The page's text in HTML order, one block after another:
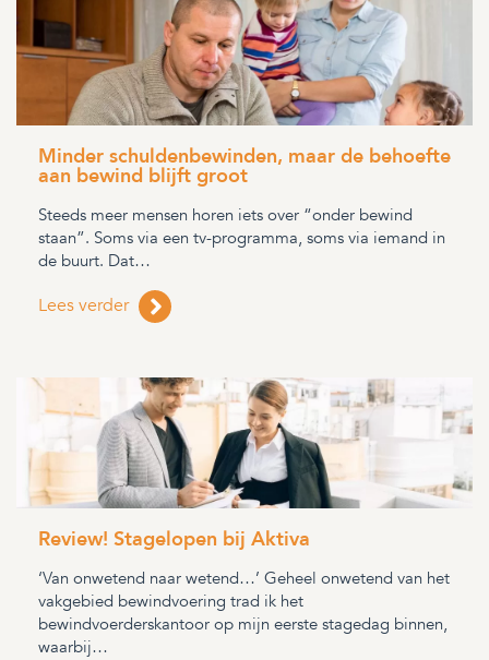
Minder schuldenbewinden, maar de behoefte
aan bewind blijft groot
Steeds meer mensen horen iets over “onder bewind
staan”. Soms via een tv-programma, soms via iemand in
de buurt. Dat…
Lees verder
Review! Stagelopen bij Aktiva
‘Van onwetend naar wetend…’ Geheel onwetend van het
vakgebied bewindvoering trad ik het
bewindvoerderskantoor op mijn eerste stagedag binnen,
waarbij…